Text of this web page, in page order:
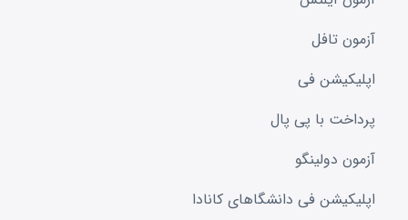
آزمون تافل
اپلیکیشن فی
پرداخت با پی پال
آزمون دولینگو
اپلیکیشن فی دانشگا‌های کانادا